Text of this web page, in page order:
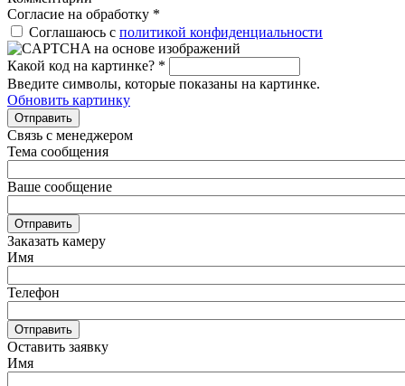
Согласие на обработку *
Соглашаюсь с политикой конфиденциальности
Какой код на картинке? *
Введите символы, которые показаны на картинке.
Обновить картинку
Отправить
Связь с менеджером
Тема сообщения
Ваше сообщение
Отправить
Заказать камеру
Имя
Телефон
Отправить
Оставить заявку
Имя